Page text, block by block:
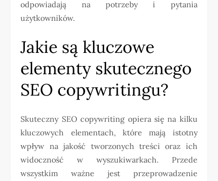
odpowiadają na potrzeby i pytania
użytkowników.
Jakie są kluczowe
elementy skutecznego
SEO copywritingu?
Skuteczny SEO copywriting opiera się na kilku
kluczowych elementach, które mają istotny
wpływ na jakość tworzonych treści oraz ich
widoczność w wyszukiwarkach. Przede
wszystkim ważne jest przeprowadzenie